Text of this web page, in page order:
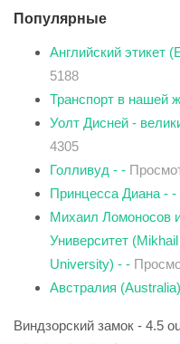
Популярные
Английский этикет
5188
Транспорт в нашей
Уолт Дисней -
4305
Голливуд - -
Принцесса Диана - -
Михаил Ломоносов
Университет
University) - -
Австралия
Виндзорский замок - 4.5